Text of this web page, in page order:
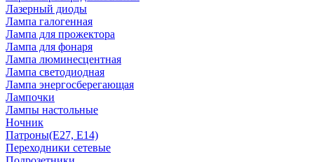
Лазерный диоды
Лампа галогенная
Лампа для прожектора
Лампа для фонаря
Лампа люминесцентная
Лампа светодиодная
Лампа энергосберегающая
Лампочки
Лампы настольные
Ночник
Патроны(Е27, Е14)
Переходники сетевые